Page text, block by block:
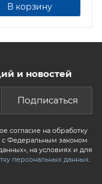
В корзину
и новостей
Подписаться
согласие на обработку
с Федеральным законом
на условиях и для
персональных данных.